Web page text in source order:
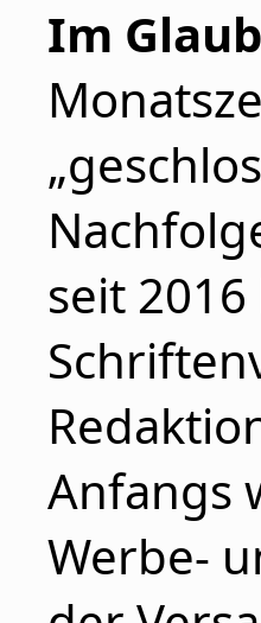
Im
seit
Anfangs
Werbe-